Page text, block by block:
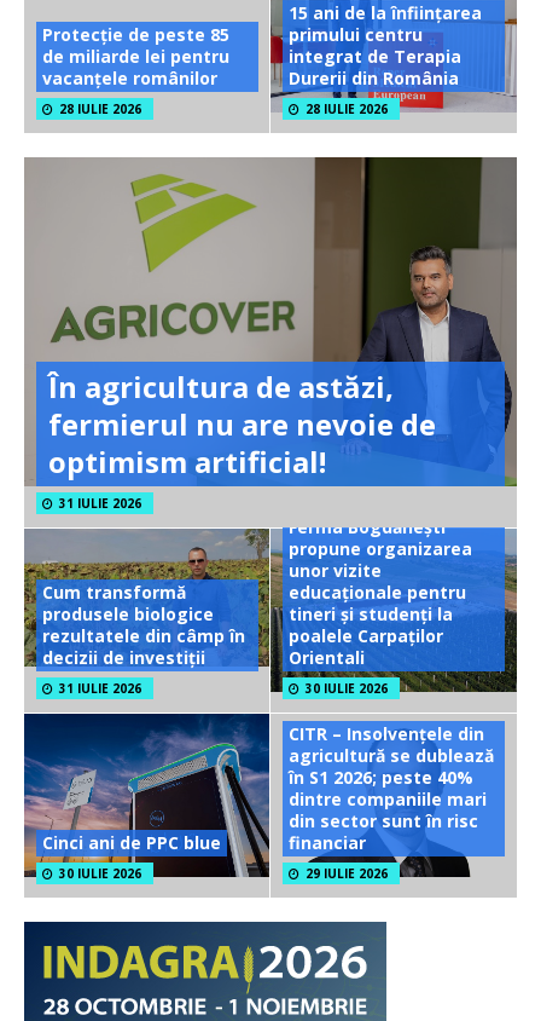
Protecție de peste 85
de miliarde lei pentru
vacanțele românilor
28 IULIE 2026
15 ani de la înființarea
primului centru
integrat de Terapia
Durerii din România
28 IULIE 2026
În agricultura de astăzi,
fermierul nu are nevoie de
optimism artificial!
31 IULIE 2026
Cum transformă
produsele biologice
rezultatele din câmp în
decizii de investiții
31 IULIE 2026
Ferma Bogdănești
propune organizarea
unor vizite
educaționale pentru
tineri și studenți la
poalele Carpaților
Orientali
30 IULIE 2026
Cinci ani de PPC blue
30 IULIE 2026
CITR – Insolvențele din
agricultură se dublează
în S1 2026; peste 40%
dintre companiile mari
din sector sunt în risc
financiar
29 IULIE 2026